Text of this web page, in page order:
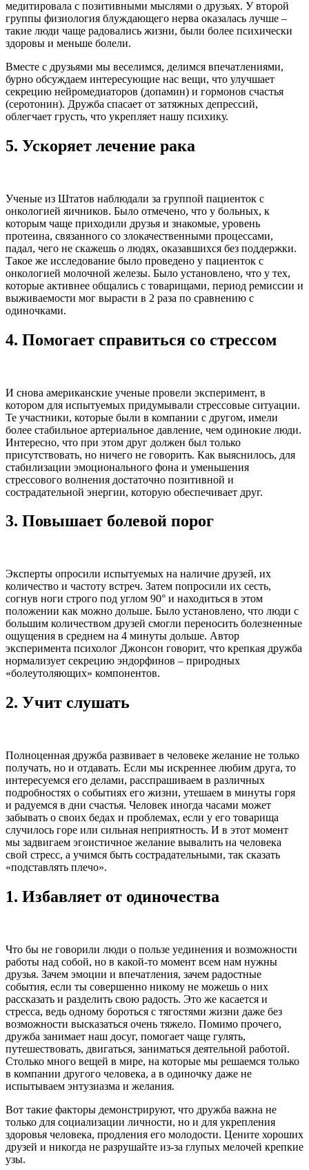
медитировала с позитивными мыслями о друзьях. У второй
группы физиология блуждающего нерва оказалась лучше –
такие люди чаще радовались жизни, были более психически
здоровы и меньше болели.
Вместе с друзьями мы веселимся, делимся впечатлениями,
бурно обсуждаем интересующие нас вещи, что улучшает
секрецию нейромедиаторов (допамин) и гормонов счастья
(серотонин). Дружба спасает от затяжных депрессий,
облегчает грусть, что укрепляет нашу психику.
5. Ускоряет лечение рака
Ученые из Штатов наблюдали за группой пациенток с
онкологией яичников. Было отмечено, что у больных, к
которым чаще приходили друзья и знакомые, уровень
протеина, связанного со злокачественными процессами,
падал, чего не скажешь о людях, оказавшихся без поддержки.
Такое же исследование было проведено у пациенток с
онкологией молочной железы. Было установлено, что у тех,
которые активнее общались с товарищами, период ремиссии и
выживаемости мог вырасти в 2 раза по сравнению с
одиночками.
4. Помогает справиться со стрессом
И снова американские ученые провели эксперимент, в
котором для испытуемых придумывали стрессовые ситуации.
Те участники, которые были в компании с другом, имели
более стабильное артериальное давление, чем одинокие люди.
Интересно, что при этом друг должен был только
присутствовать, но ничего не говорить. Как выяснилось, для
стабилизации эмоционального фона и уменьшения
стрессового волнения достаточно позитивной и
сострадательной энергии, которую обеспечивает друг.
3. Повышает болевой порог
Эксперты опросили испытуемых на наличие друзей, их
количество и частоту встреч. Затем попросили их сесть,
согнув ноги строго под углом 90° и находиться в этом
положении как можно дольше. Было установлено, что люди с
большим количеством друзей смогли переносить болезненные
ощущения в среднем на 4 минуты дольше. Автор
эксперимента психолог Джонсон говорит, что крепкая дружба
нормализует секрецию эндорфинов – природных
«болеутоляющих» компонентов.
2. Учит слушать
Полноценная дружба развивает в человеке желание не только
получать, но и отдавать. Если мы искреннее любим друга, то
интересуемся его делами, расспрашиваем в различных
подробностях о событиях его жизни, утешаем в минуты горя
и радуемся в дни счастья. Человек иногда часами может
забывать о своих бедах и проблемах, если у его товарища
случилось горе или сильная неприятность. И в этот момент
мы задвигаем эгоистичное желание вывалить на человека
свой стресс, а учимся быть сострадательными, так сказать
«подставлять плечо».
1. Избавляет от одиночества
Что бы не говорили люди о пользе уединения и возможности
работы над собой, но в какой-то момент всем нам нужны
друзья. Зачем эмоции и впечатления, зачем радостные
события, если ты совершенно никому не можешь о них
рассказать и разделить свою радость. Это же касается и
стресса, ведь одному бороться с тягостями жизни даже без
возможности высказаться очень тяжело. Помимо прочего,
дружба занимает наш досуг, помогает чаще гулять,
путешествовать, двигаться, заниматься деятельной работой.
Столько много вещей в мире, на которые мы решаемся только
в компании другого человека, а в одиночку даже не
испытываем энтузиазма и желания.
Вот такие факторы демонстрируют, что дружба важна не
только для социализации личности, но и для укрепления
здоровья человека, продления его молодости. Цените хороших
друзей и никогда не разрушайте из-за глупых мелочей крепкие
узы.